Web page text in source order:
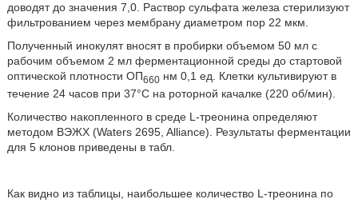
доводят до значения 7,0. Раствор сульфата железа стерилизуют
фильтрованием через мембрану диаметром пор 22 мкм.
Полученный инокулят вносят в пробирки объемом 50 мл с
рабочим объемом 2 мл ферментационной среды до стартовой
оптической плотности ОП660нм 0,1 ед. Клетки культивируют в
течение 24 часов при 37°С на роторной качалке (220 об/мин).
Количество накопленного в среде L-треонина определяют
методом ВЭЖХ (Waters 2695, Alliance). Результаты ферментации
для 5 клонов приведены в табл.
Как видно из таблицы, наибольшее количество L-треонина по